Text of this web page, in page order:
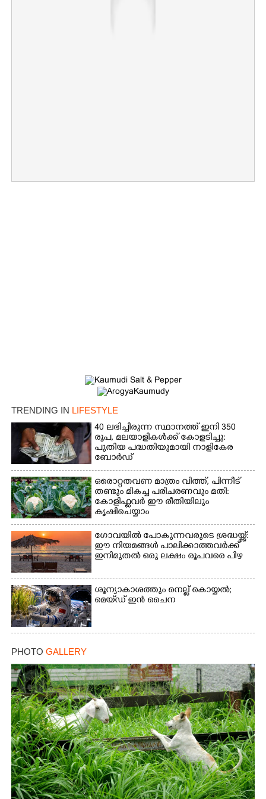
TRENDING IN LIFESTYLE
40 ലഭിച്ചിരുന്ന സ്ഥാനത്ത് ഇനി 350
രൂപ, മലയാളികൾക്ക് കോളടിച്ചു:
പുതിയ പദ്ധതിയുമായി നാളികേര
ബോർഡ്
ഒരൊറ്റതവണ മാത്രം വിത്ത്, പിന്നീട്
തണ്ടും മികച്ച പരിചരണവും മതി:
കോളിഫ്ലവർ ഈ രീതിയിലും
കൃഷിചെയ്യാം
ഗോവയിൽ പോകുന്നവരുടെ ശ്രദ്ധയ്ക്ക്:
ഈ നിയമങ്ങൾ പാലിക്കാത്തവർക്ക്
ഇനിമുതൽ ഒരു ലക്ഷം രൂപവരെ പിഴ
ശൂന്യാകാശത്തും നെല്ല് കൊയ്യൽ;
മെയ്‌ഡ് ഇൻ ചൈന
PHOTO GALLERY